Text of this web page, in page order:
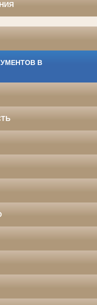
В